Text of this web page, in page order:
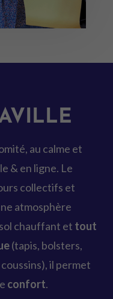
au calme et
& en ligne. Le
collectifs et
atmosphère
chauffant et tout
(tapis, bolsters,
il permet
confort.